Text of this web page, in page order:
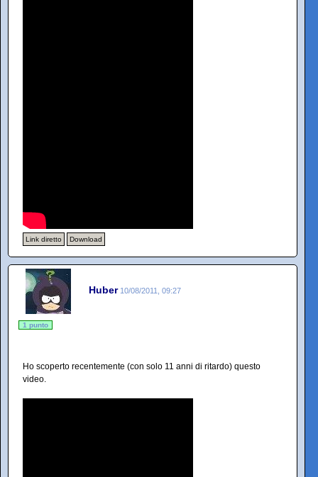
Link diretto Download
Huber 10/08/2011, 09:27
1 punto
Ho scoperto recentemente (con solo 11 anni di ritardo) questo
video.